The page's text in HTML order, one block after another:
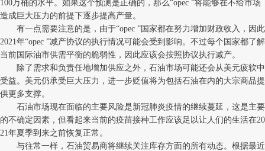
100万桶的水平。如果这个预测是正确的，那么“opec ”将能够在不给市场
造成巨大压力的前提下逐步提高产量。
有一点需要注意的是，由于“opec ”国家都在努力增加财政收入，因此
2021年“opec ”减产协议的执行情况可能会受到影响。不过每个国家都了解
当前国际油市供需平衡的脆弱性，因此应该会按照协议执行减产。
除了需求和负责任地增加供应之外，石油市场可能还会从美元疲软中
受益。美元仍承受巨大压力，进一步贬值将为包括石油在内的大宗商品提
供更多支撑。
石油市场现在面临的主要风险是新冠肺炎疫情的继续蔓延，这是主要
的不确定因素，但看起来当前的疫苗接种工作应该足以让人们的生活在20
21年夏季到来之前恢复正常。
与往常一样，石油贸易商将继续关注库存方面的所有动态。根据最近